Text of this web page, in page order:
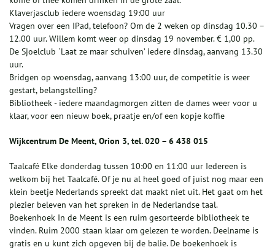
Klaverjasclub iedere woensdag 19:00 uur
Vragen over een IPad, telefoon? Om de 2 weken op dinsdag 10.30 –
12.00 uur. Willem komt weer op dinsdag 19 november. € 1,00 pp.
De Sjoelclub `Laat ze maar schuiven’ iedere dinsdag, aanvang 13.30
uur.
Bridgen op woensdag, aanvang 13:00 uur, de competitie is weer
gestart, belangstelling?
Bibliotheek - iedere maandagmorgen zitten de dames weer voor u
klaar, voor een nieuw boek, praatje en/of een kopje koffie
Wijkcentrum De Meent, Orion 3, tel. 020 – 6 438 015
Taalcafé Elke donderdag tussen 10:00 en 11:00 uur Iedereen is
welkom bij het Taalcafé. Of je nu al heel goed of juist nog maar een
klein beetje Nederlands spreekt dat maakt niet uit. Het gaat om het
plezier beleven van het spreken in de Nederlandse taal.
Boekenhoek In de Meent is een ruim gesorteerde bibliotheek te
vinden. Ruim 2000 staan klaar om gelezen te worden. Deelname is
gratis en u kunt zich opgeven bij de balie. De boekenhoek is